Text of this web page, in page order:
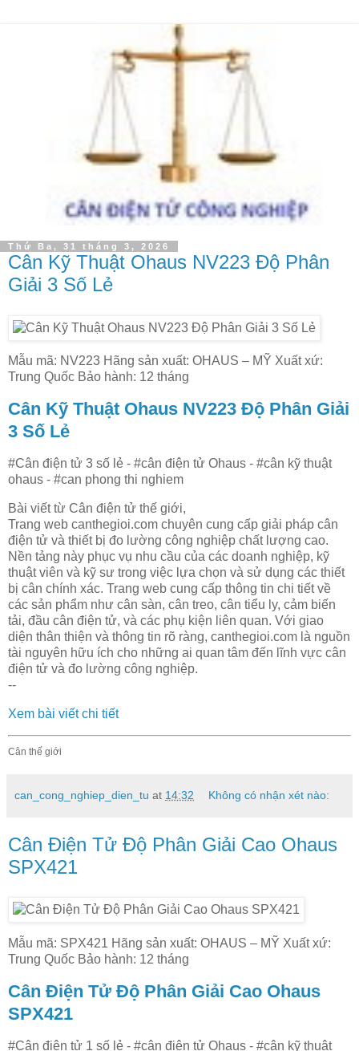
Thứ Ba, 31 tháng 3, 2026
Cân Kỹ Thuật Ohaus NV223 Độ Phân
Giải 3 Số Lẻ
Mẫu mã: NV223 Hãng sản xuất: OHAUS – MỸ Xuất xứ:
Trung Quốc Bảo hành: 12 tháng
Cân Kỹ Thuật Ohaus NV223 Độ Phân Giải
3 Số Lẻ
#Cân điện tử 3 số lẻ - #cân điện tử Ohaus - #cân kỹ thuật
ohaus - #can phong thi nghiem
Bài viết từ Cân điện tử thế giới,
Trang web canthegioi.com chuyên cung cấp giải pháp cân
điện tử và thiết bị đo lường công nghiệp chất lượng cao.
Nền tảng này phục vụ nhu cầu của các doanh nghiệp, kỹ
thuật viên và kỹ sư trong việc lựa chọn và sử dụng các thiết
bị cân chính xác. Trang web cung cấp thông tin chi tiết về
các sản phẩm như cân sàn, cân treo, cân tiểu ly, cảm biến
tải, đầu cân điện tử, và các phụ kiện liên quan. Với giao
diện thân thiện và thông tin rõ ràng, canthegioi.com là nguồn
tài nguyên hữu ích cho những ai quan tâm đến lĩnh vực cân
điện tử và đo lường công nghiệp.
--
Xem bài viết chi tiết
Cân thế giới
can_cong_nghiep_dien_tu at 14:32 Không có nhận xét nào:
Cân Điện Tử Độ Phân Giải Cao Ohaus
SPX421
Mẫu mã: SPX421 Hãng sản xuất: OHAUS – MỸ Xuất xứ:
Trung Quốc Bảo hành: 12 tháng
Cân Điện Tử Độ Phân Giải Cao Ohaus
SPX421
#Cân điện tử 1 số lẻ - #cân điện tử Ohaus - #cân kỹ thuật